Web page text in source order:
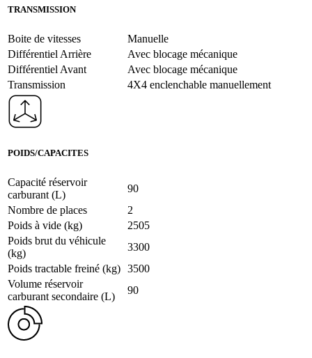
TRANSMISSION
Boite de vitesses
Manuelle
Différentiel Arrière
Avec blocage mécanique
Différentiel Avant
Avec blocage mécanique
Transmission
4X4 enclenchable manuellement
POIDS/CAPACITES
Capacité réservoir
carburant (L)
90
Nombre de places
2
Poids à vide (kg)
2505
Poids brut du véhicule
(kg)
3300
Poids tractable freiné (kg) 3500
Volume réservoir
carburant secondaire (L)
90